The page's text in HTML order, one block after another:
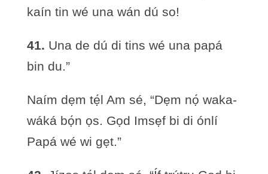
kaín tin wé una wán dú so!
41. Una de dú di tins wé una papá
bin du.”
Naím dẹm tẹ́l Am sé, “Dẹm nọ́ waka-
wáká bọ́n ọs. Gọd Imsẹf bi di ónlí
Papá wé wi gẹt.”